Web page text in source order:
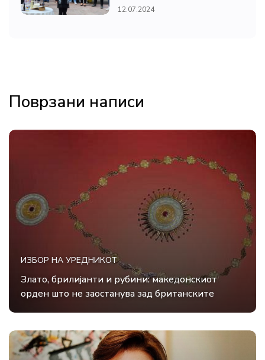
12.07.2024
Поврзани написи
ИЗБОР НА УРЕДНИКОТ
Злато, брилијанти и рубини: македонскиот
орден што не заостанува зад британските